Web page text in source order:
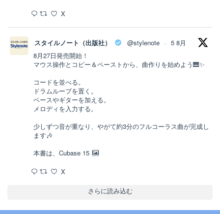
X
スタイルノート（出版社） @stylenote · 5 8月
8月27日発売開始！
マウス操作とコピー＆ペーストから、曲作りを始めよう🎹✨
コードを並べる。
ドラムループを置く。
ベースやギターを加える。
メロディを入力する。
少しずつ音が重なり、やがて約3分のフルコーラス曲が完成し
ます🎶
本書は、Cubase 15
X
さらに読み込む